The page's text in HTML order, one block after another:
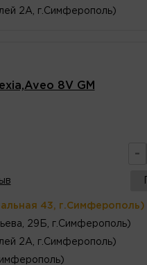
2А, г.Симферополь)
8V GM
-
43, г.Симферополь)
29Б, г.Симферополь)
2А, г.Симферополь)